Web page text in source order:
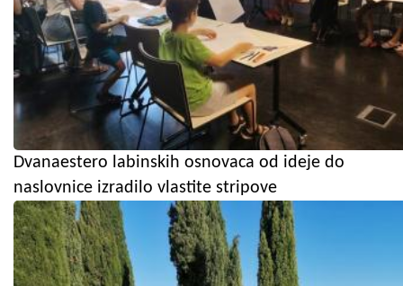
Dvanaestero labinskih osnovaca od ideje do
naslovnice izradilo vlastite stripove